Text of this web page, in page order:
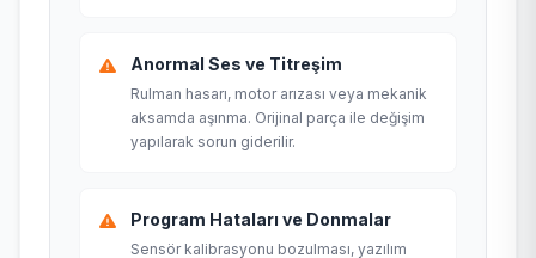
Anormal Ses ve Titreşim
Rulman hasarı, motor arızası veya mekanik
aksamda aşınma. Orijinal parça ile değişim
yapılarak sorun giderilir.
Program Hataları ve Donmalar
Sensör kalibrasyonu bozulması, yazılım